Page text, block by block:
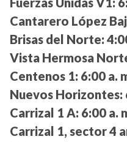
Cantarero López
Brisas del Norte:
Vista Hermosa
Centenos 1: 6:00 a.
Nuevos Horizontes:
Carrizal 1 A: 6:00 a.
Carrizal 1, sector 4